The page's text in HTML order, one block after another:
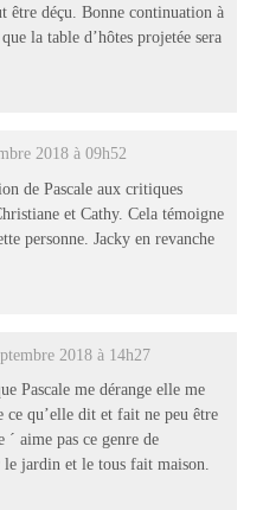
être déçu. Bonne continuation à
la table d’hôtes projetée sera
2018 à 09h52
de Pascale aux critiques
et Cathy. Cela témoigne
personne. Jacky en revanche
2018 à 14h27
Pascale me dérange elle me
ce qu’elle dit et fait ne peu être
´ aime pas ce genre de
le jardin et le tous fait maison.